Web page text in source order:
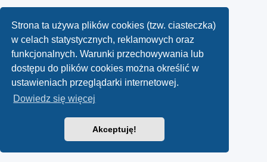
Strona ta używa plików cookies (tzw. ciasteczka)
w celach statystycznych, reklamowych oraz
funkcjonalnych. Warunki przechowywania lub
dostępu do plików cookies można określić w
ustawieniach przeglądarki internetowej.
Dowiedz się więcej
Akceptuję!